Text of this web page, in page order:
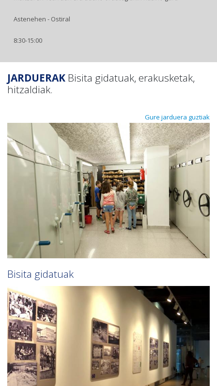
Astenehen - Ostiral
8:30-15:00
JARDUERAK Bisita gidatuak, erakusketak,
hitzaldiak.
Gure jarduera guztiak
Bisita gidatuak